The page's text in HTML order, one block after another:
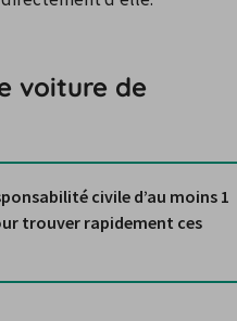
voiture de
civile d’au moins 1